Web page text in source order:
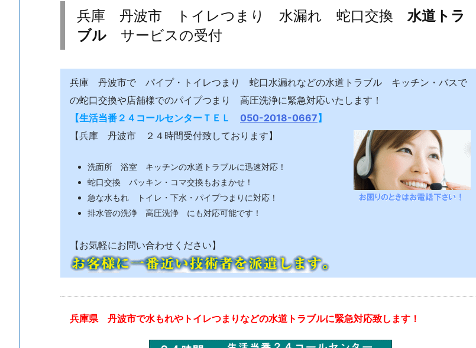
丹
波
イ
レ
つ
り
換
水
ト
ラ
兵庫 丹波市 トイレつまり 水漏れ 蛇口交換 水道トラ
ブル サービスの受付
兵庫 丹波市で パイプ・トイレつまり 蛇口水漏れなどの水道トラブル キッチン・バスで
の蛇口交換や店舗様でのパイプつまり 高圧洗浄に緊急対応いたします！
【生活当番２４コールセンターＴＥＬ 050-2018-0667】
【兵庫 丹波市 ２４時間受付致しております】
洗面所 浴室 キッチンの水道トラブルに迅速対応！
蛇口交換 パッキン・コマ交換もおまかせ！
急な水もれ トイレ・下水・パイプつまりに対応！
排水管の洗浄 高圧洗浄 にも対応可能です！
【お気軽にお問い合わせください】
兵庫県 丹波市で水もれやトイレつまりなどの水道トラブルに緊急対応致します！